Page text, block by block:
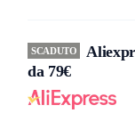
SCADUTO
da 79€